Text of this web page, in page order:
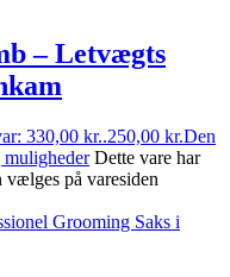
– Letvægts
330,00 kr..250,00 kr.Den
Dette vare har
på varesiden